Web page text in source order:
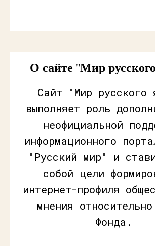
О сайте "Мир
Сайт "Мир русского
выполняет роль
неофициальной
информационного
"Русский мир" и
собой цели
интернет-профиля
мнения
Фонда.